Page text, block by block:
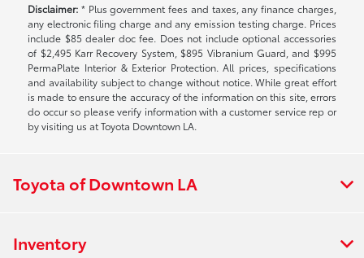
Disclaimer: * Plus government fees and taxes, any finance charges,
any electronic filing charge and any emission testing charge. Prices
include $85 dealer doc fee. Does not include optional accessories
of $2,495 Karr Recovery System, $895 Vibranium Guard, and $995
PermaPlate Interior & Exterior Protection. All prices, specifications
and availability subject to change without notice. While great effort
is made to ensure the accuracy of the information on this site, errors
do occur so please verify information with a customer service rep or
by visiting us at Toyota Downtown LA.
Toyota of Downtown LA
Inventory